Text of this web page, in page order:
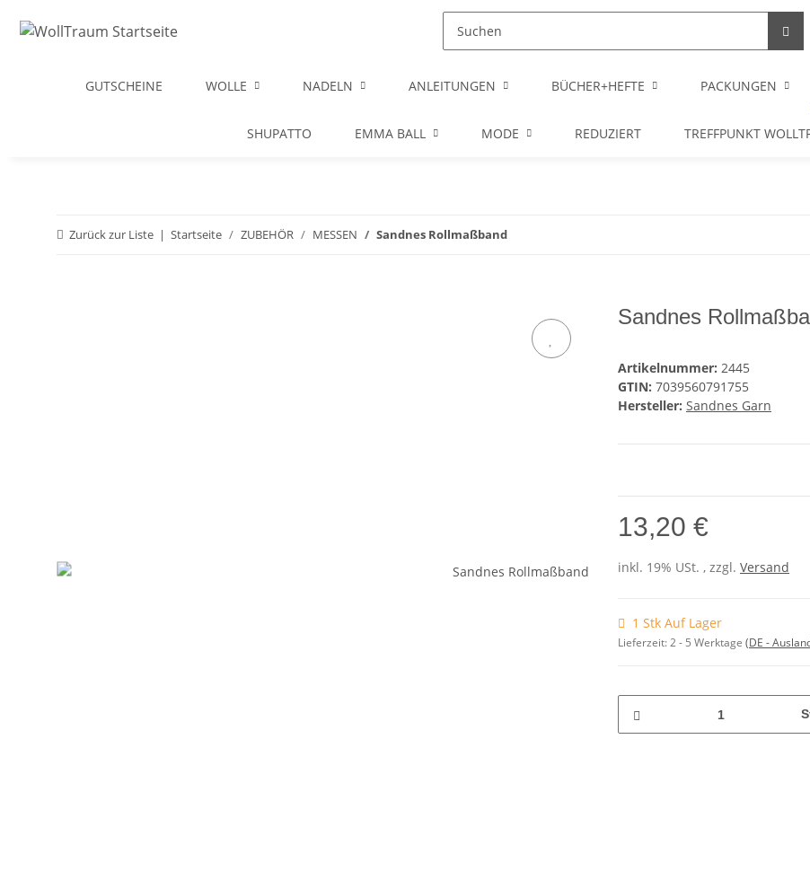
GUTSCHEINE WOLLE NADELN ANLEITUNGEN BÜCHER+HEFTE PACKUNGEN
SHUPATTO EMMA BALL MODE REDUZIERT TREFFPUNKT
Zurück zur Liste Startseite ZUBEHÖR MESSEN Sandnes Rollmaßband
Sandnes
Artikelnummer: 2445
GTIN: 7039560791755
Hersteller: Sandnes Garn
13,20 €
inkl. 19% USt. , zzgl. Versand
1 Stk Auf Lager
Lieferzeit:2 - 5 Werktage (DE -